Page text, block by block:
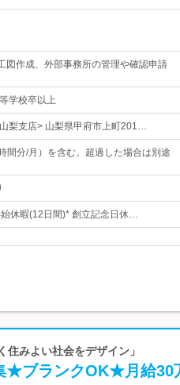
図作成、外部事務所の管理や確認申請
学校卒以上
梨支店> 山梨県甲府市上町201…
分/月）を含む。超過した場合は別途
休暇(12日間)* 創立記念日休…
みよい社会をデザイン」
★ブランクOK★月給30